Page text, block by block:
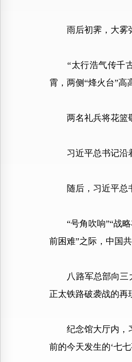
雨后初霁，大雾弥
“太行浩气传千古
霄，两侧“烽火台”高
两名礼兵将花篮敬
习近平总书记沿着
随后，习近平总
“号角吹响”“战略
前困难”之际，中国
八路军总部向三大
正太铁路破袭战的
纪念馆大厅内，习
前的今天发生的‘七